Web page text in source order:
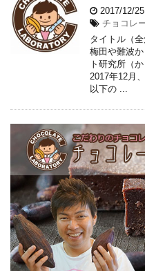
2017/12/25
チョコレ
タイトル（
梅田や難波
ト研究所（
2017年12月
以下の ...